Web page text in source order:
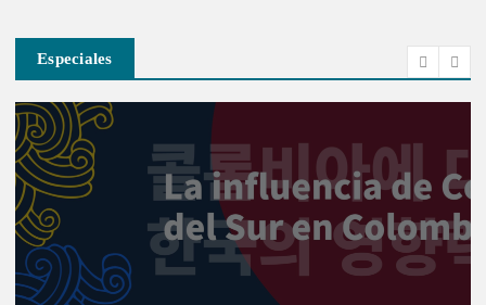
Especiales
Actualidad